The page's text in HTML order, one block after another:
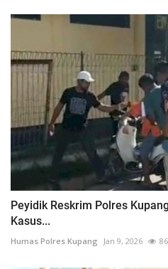
Peyidik Reskrim Polres
Kasus...
Humas Polres Kupang Jan 9, 2026